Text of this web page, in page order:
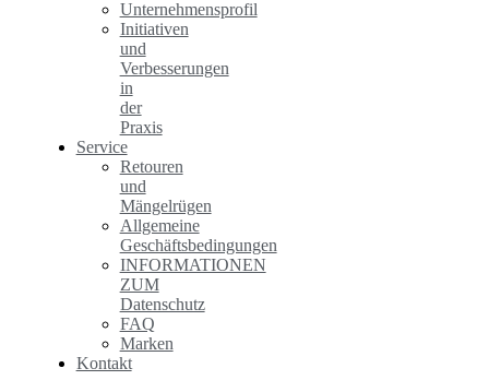
Unternehmensprofil
Initiativen
und
Verbesserungen
in
der
Praxis
Service
Retouren
und
Mängelrügen
Allgemeine
Geschäftsbedingungen
INFORMATIONEN
ZUM
Datenschutz
FAQ
Marken
Kontakt